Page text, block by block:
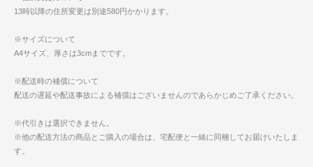
13時以降の住所変更は別途580円かかります。
※サイズについて
A4サイズ、厚さは3cmまでです。
※配送時の補償について
配送の遅延や配送事故による補償はございませんのであらかじめご了承ください。
※代引きは選択できません。
※他の配送方法の商品とご購入の場合は、宅配便と一緒に同梱してお届けいたしま
す。